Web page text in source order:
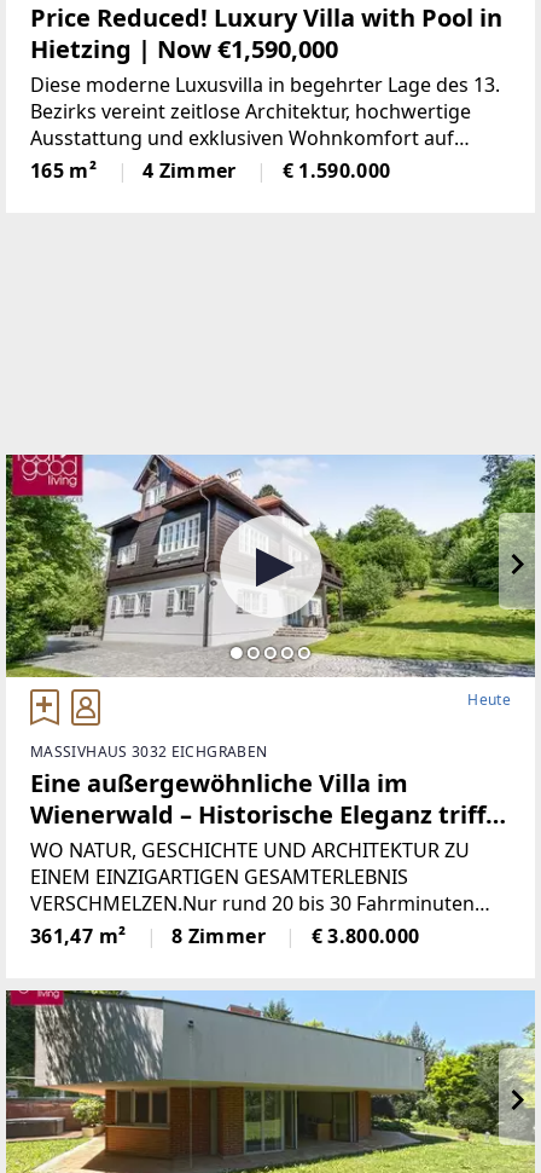
Price Reduced! Luxury Villa with Pool in
Hietzing | Now €1,590,000
Diese moderne Luxusvilla in begehrter Lage des 13.
Bezirks vereint zeitlose Architektur, hochwertige
Ausstattung und exklusiven Wohnkomfort auf
mehreren Ebenen. Die Immobilie bietet ca. 165 m²
Wohnfläche, lichtdurchflutete Räume,
165 m² 4 Zimmer € 1.590.000
Heute
MASSIVHAUS 3032 EICHGRABEN
Eine außergewöhnliche Villa im
Wienerwald – Historische Eleganz trifft
auf zeitlosen Wohnluxus
WO NATUR, GESCHICHTE UND ARCHITEKTUR ZU
EINEM EINZIGARTIGEN GESAMTERLEBNIS
VERSCHMELZEN.Nur rund 20 bis 30 Fahrminuten
von der Wiener Innenstadt entfernt eröffnet sich
eine Liegenschaft, die in ihrer Art kaum
361,47 m² 8 Zimmer € 3.800.000